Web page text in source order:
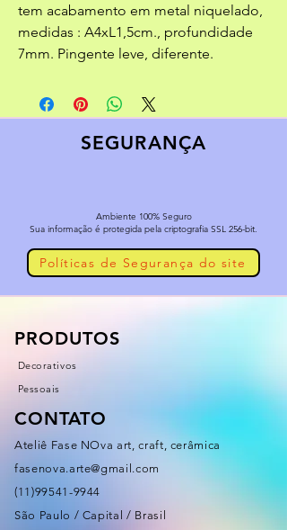
tem acabamento em metal niquelado,
medidas : A4xL1,5cm., profundidade
7mm. Pingente leve, diferente.
SEGURANÇA
Ambiente 100% Seguro
Sua informação é protegida pela criptografia SSL 256-bit.
Políticas de Segurança do site
PRODUTOS
Decorativos
Pessoais
CONTATO
Ateliê Fase NOva art, craft, cerâmica
fasenova.arte@gmail.com
(11)99541-9944
São Paulo / Capital / Brasil